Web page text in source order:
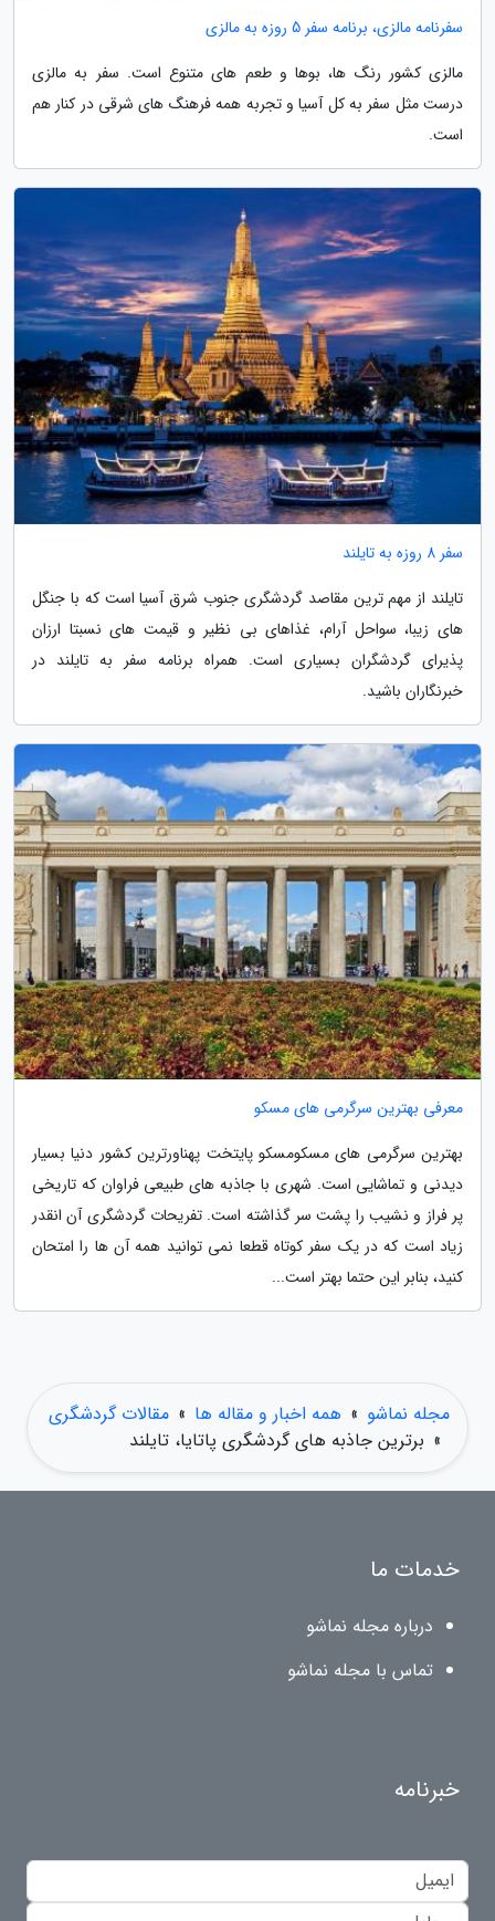
سفرنامه مالزی، برنامه سفر 5 روزه به مالزی
مالزی کشور رنگ ها، بوها و طعم های متنوع است. سفر به مالزی
درست مثل سفر به کل آسیا و تجربه همه فرهنگ های شرقی در کنار هم
است.
سفر 8 روزه به تایلند
تایلند از مهم ترین مقاصد گردشگری جنوب شرق آسیا است که با جنگل
های زیبا، سواحل آرام، غذاهای بی نظیر و قیمت های نسبتا ارزان
پذیرای گردشگران بسیاری است. همراه برنامه سفر به تایلند در
خبرنگاران باشید.
معرفی بهترین سرگرمی های مسکو
بهترین سرگرمی های مسکومسکو پایتخت پهناورترین کشور دنیا بسیار
دیدنی و تماشایی است. شهری با جاذبه های طبیعی فراوان که تاریخی
پر فراز و نشیب را پشت سر گذاشته است. تفریحات گردشگری آن انقدر
زیاد است که در یک سفر کوتاه قطعا نمی توانید همه آن ها را امتحان
کنید، بنابر این حتما بهتر است...
مجله نماشو » همه اخبار و مقاله ها » مقالات گردشگری
» برترین جاذبه های گردشگری پاتایا، تایلند
خدمات ما
درباره مجله نماشو
تماس با مجله نماشو
خبرنامه